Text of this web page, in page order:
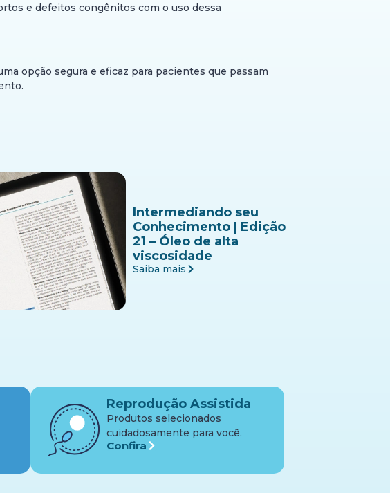
e defeitos congênitos com o uso dessa
opção segura e eficaz para pacientes que passam
Intermediando seu
Conhecimento | Edição
21 – Óleo de alta
viscosidade
Saiba mais
Reprodução Assistida
Produtos selecionados
cuidadosamente para você.
Confira